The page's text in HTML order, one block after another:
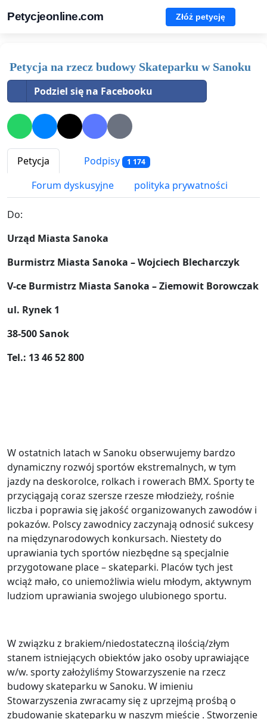
Petycjeonline.com Złóż petycję
Petycja na rzecz budowy Skateparku w Sanoku
Podziel się na Facebooku
Petycja Podpisy 1 174
Forum dyskusyjne polityka prywatności
Do:
Urząd Miasta Sanoka
Burmistrz Miasta Sanoka – Wojciech Blecharczyk
V-ce Burmistrz Miasta Sanoka – Ziemowit Borowczak
ul. Rynek 1
38-500 Sanok
Tel.: 13 46 52 800
W ostatnich latach w Sanoku obserwujemy bardzo
dynamiczny rozwój sportów ekstremalnych, w tym
jazdy na deskorolce, rolkach i rowerach BMX. Sporty te
przyciągają coraz szersze rzesze młodzieży, rośnie
liczba i poprawia się jakość organizowanych zawodów i
pokazów. Polscy zawodnicy zaczynają odnosić sukcesy
na międzynarodowych konkursach. Niestety do
uprawiania tych sportów niezbędne są specjalnie
przygotowane place – skateparki. Placów tych jest
wciąż mało, co uniemożliwia wielu młodym, aktywnym
ludziom uprawiania swojego ulubionego sportu.
W związku z brakiem/niedostateczną ilością/złym
stanem istniejących obiektów jako osoby uprawiające
w/w. sporty założyliśmy Stowarzyszenie na rzecz
budowy skateparku w Sanoku. W imieniu
Stowarzyszenia zwracamy się z uprzejmą prośbą o
zbudowanie skateparku w naszym mieście . Stworzenie